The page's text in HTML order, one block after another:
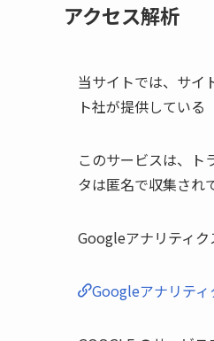
アクセス解析
当サイトでは、サイ
ト社が提供している
このサービスは、ト
タは匿名で収集され
Googleアナリティク
Googleアナリテ